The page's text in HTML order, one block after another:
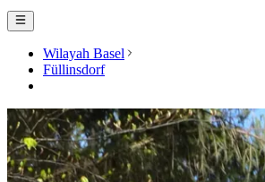
Wilayah Basel
Füllinsdorf